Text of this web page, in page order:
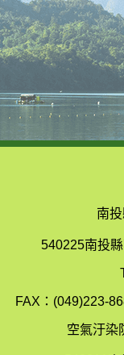
南
540225南投
FAX：(049)223-
空氣汙染